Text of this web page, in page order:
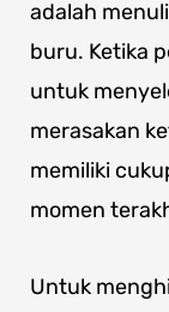
adalah
buru. Ketika
untuk
merasakan
memiliki
momen
Untuk